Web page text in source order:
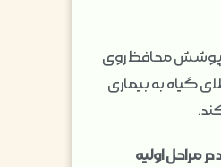
محافظ روی
گیاه به بیماری
مراحل اولیه